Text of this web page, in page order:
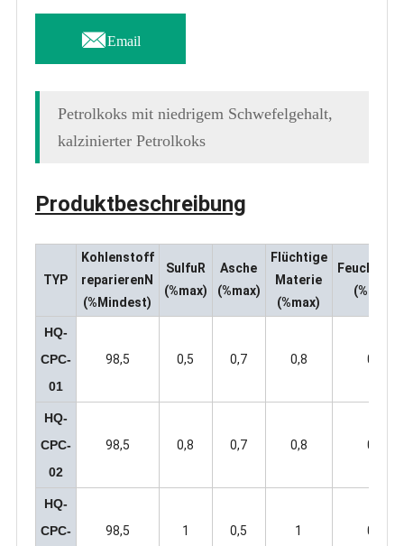
Email
Petrolkoks mit niedrigem Schwefelgehalt,
kalzinierter Petrolkoks
Produktbeschreibung
TYP
Kohlenstoff
reparierenN
(%Mindest)
SulfuR
(%max)
Asche
(%max)
Flüchtige
Materie
(%max)
(%max)
HQ-
CPC-
01
98,5 0,5 0,7 0,8 0,5
HQ-
CPC-
02
98,5 0,8 0,7 0,8 0,5
HQ-
CPC-
98,5 1 0,5 1 0,5